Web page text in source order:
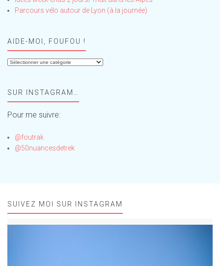
Parcours vélo autour de Lyon (à la journée)
AIDE-MOI, FOUFOU !
Aide-
!SUR INSTAGRAM…
Pour me suivre:
@foutrak
@50nuancesdetrek
SUIVEZ MOI SUR INSTAGRAM